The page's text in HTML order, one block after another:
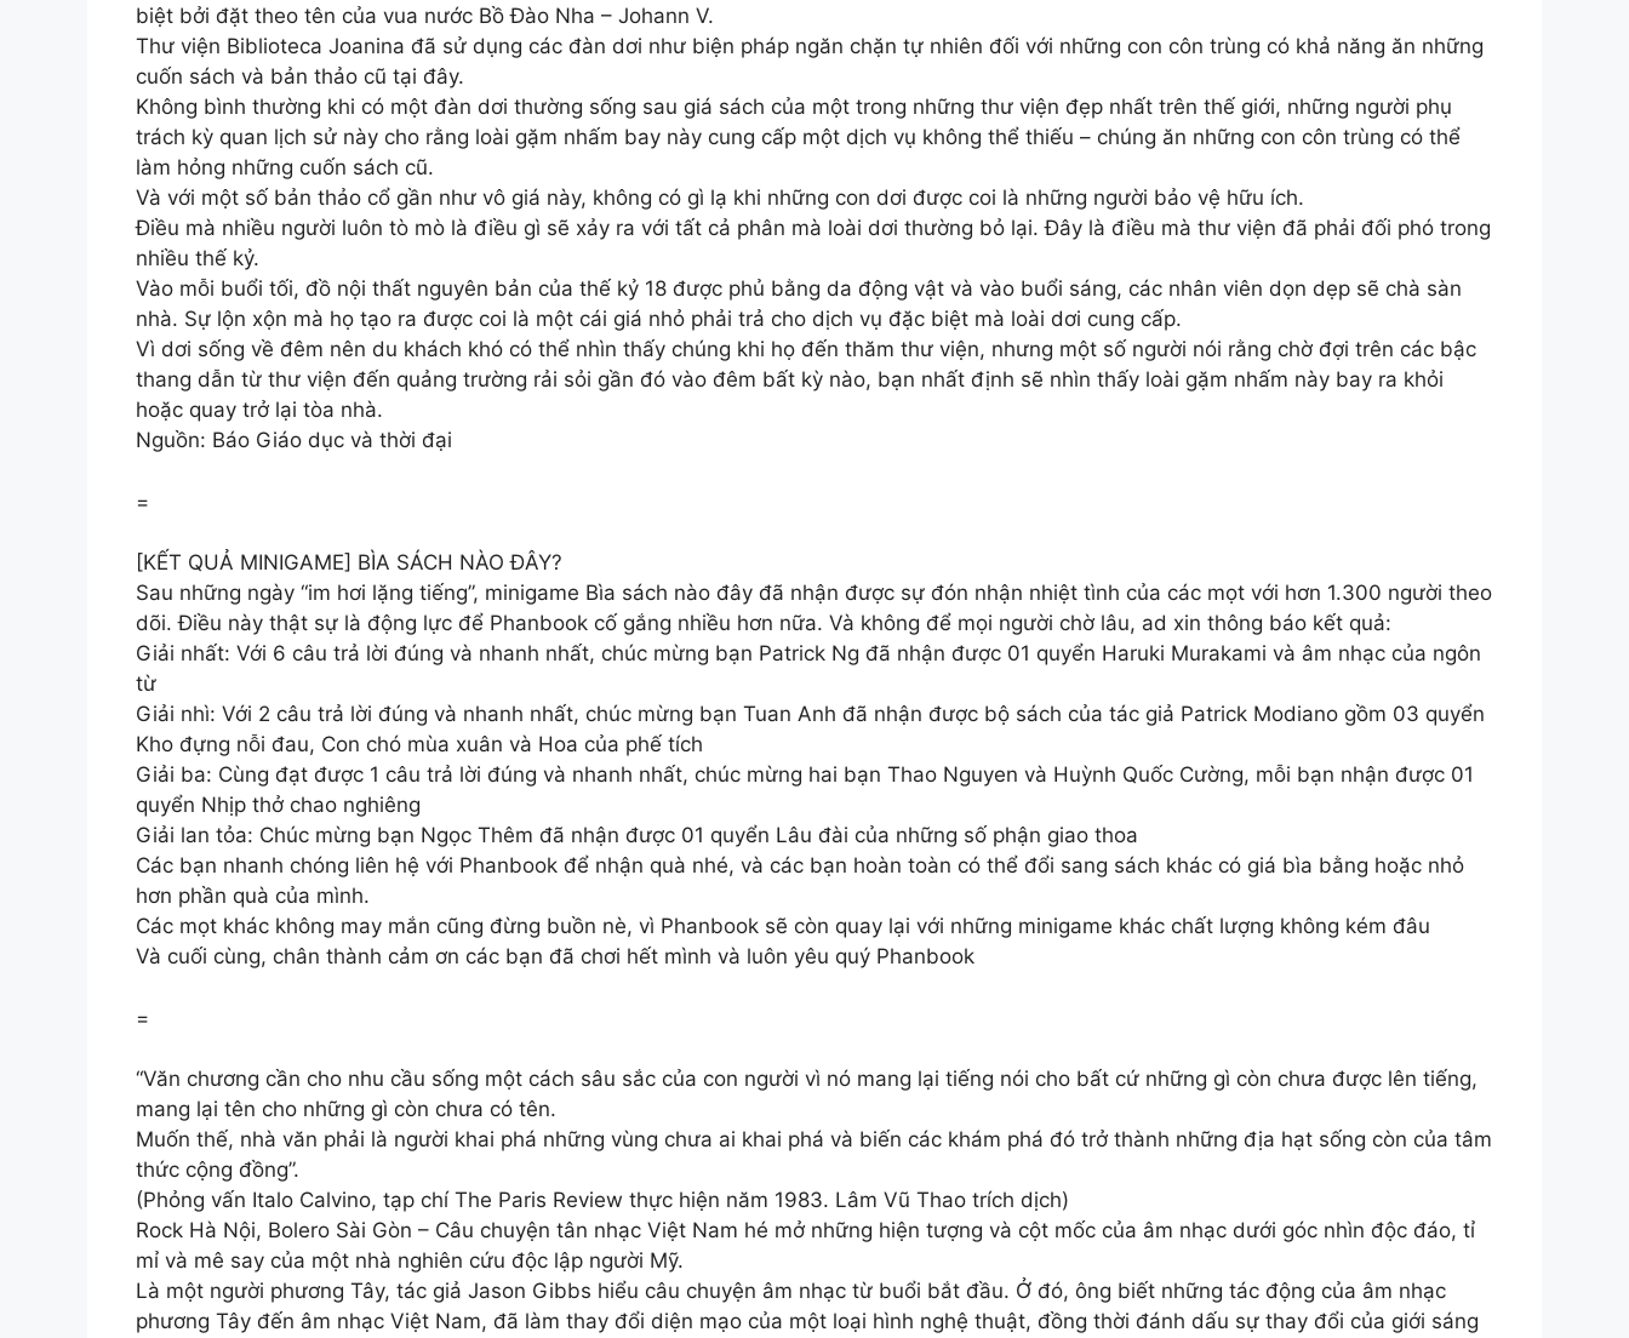
biệt bởi đặt theo tên của vua nước Bồ Đào Nha – Johann V.
Thư viện Biblioteca Joanina đã sử dụng các đàn dơi như biện pháp ngăn chặn tự nhiên đối với những con côn trùng có khả năng ăn những
cuốn sách và bản thảo cũ tại đây.
Không bình thường khi có một đàn dơi thường sống sau giá sách của một trong những thư viện đẹp nhất trên thế giới, những người phụ
trách kỳ quan lịch sử này cho rằng loài gặm nhấm bay này cung cấp một dịch vụ không thể thiếu – chúng ăn những con côn trùng có thể
làm hỏng những cuốn sách cũ.
Và với một số bản thảo cổ gần như vô giá này, không có gì lạ khi những con dơi được coi là những người bảo vệ hữu ích.
Điều mà nhiều người luôn tò mò là điều gì sẽ xảy ra với tất cả phân mà loài dơi thường bỏ lại. Đây là điều mà thư viện đã phải đối phó trong
nhiều thế kỷ.
Vào mỗi buổi tối, đồ nội thất nguyên bản của thế kỷ 18 được phủ bằng da động vật và vào buổi sáng, các nhân viên dọn dẹp sẽ chà sàn
nhà. Sự lộn xộn mà họ tạo ra được coi là một cái giá nhỏ phải trả cho dịch vụ đặc biệt mà loài dơi cung cấp.
Vì dơi sống về đêm nên du khách khó có thể nhìn thấy chúng khi họ đến thăm thư viện, nhưng một số người nói rằng chờ đợi trên các bậc
thang dẫn từ thư viện đến quảng trường rải sỏi gần đó vào đêm bất kỳ nào, bạn nhất định sẽ nhìn thấy loài gặm nhấm này bay ra khỏi
hoặc quay trở lại tòa nhà.
Nguồn: Báo Giáo dục và thời đại
=
[KẾT QUẢ MINIGAME] BÌA SÁCH NÀO ĐÂY?
Sau những ngày “im hơi lặng tiếng”, minigame Bìa sách nào đây đã nhận được sự đón nhận nhiệt tình của các mọt với hơn 1.300 người theo
dõi. Điều này thật sự là động lực để Phanbook cố gắng nhiều hơn nữa. Và không để mọi người chờ lâu, ad xin thông báo kết quả:
Giải nhất: Với 6 câu trả lời đúng và nhanh nhất, chúc mừng bạn Patrick Ng đã nhận được 01 quyển Haruki Murakami và âm nhạc của ngôn
từ
Giải nhì: Với 2 câu trả lời đúng và nhanh nhất, chúc mừng bạn Tuan Anh đã nhận được bộ sách của tác giả Patrick Modiano gồm 03 quyển
Kho đựng nỗi đau, Con chó mùa xuân và Hoa của phế tích
Giải ba: Cùng đạt được 1 câu trả lời đúng và nhanh nhất, chúc mừng hai bạn Thao Nguyen và Huỳnh Quốc Cường, mỗi bạn nhận được 01
quyển Nhịp thở chao nghiêng
Giải lan tỏa: Chúc mừng bạn Ngọc Thêm đã nhận được 01 quyển Lâu đài của những số phận giao thoa
Các bạn nhanh chóng liên hệ với Phanbook để nhận quà nhé, và các bạn hoàn toàn có thể đổi sang sách khác có giá bìa bằng hoặc nhỏ
hơn phần quà của mình.
Các mọt khác không may mắn cũng đừng buồn nè, vì Phanbook sẽ còn quay lại với những minigame khác chất lượng không kém đâu
Và cuối cùng, chân thành cảm ơn các bạn đã chơi hết mình và luôn yêu quý Phanbook
=
“Văn chương cần cho nhu cầu sống một cách sâu sắc của con người vì nó mang lại tiếng nói cho bất cứ những gì còn chưa được lên tiếng,
mang lại tên cho những gì còn chưa có tên.
Muốn thế, nhà văn phải là người khai phá những vùng chưa ai khai phá và biến các khám phá đó trở thành những địa hạt sống còn của tâm
thức cộng đồng”.
(Phỏng vấn Italo Calvino, tạp chí The Paris Review thực hiện năm 1983. Lâm Vũ Thao trích dịch)
Rock Hà Nội, Bolero Sài Gòn – Câu chuyện tân nhạc Việt Nam hé mở những hiện tượng và cột mốc của âm nhạc dưới góc nhìn độc đáo, tỉ
mỉ và mê say của một nhà nghiên cứu độc lập người Mỹ.
Là một người phương Tây, tác giả Jason Gibbs hiểu câu chuyện âm nhạc từ buổi bắt đầu. Ở đó, ông biết những tác động của âm nhạc
phương Tây đến âm nhạc Việt Nam, đã làm thay đổi diện mạo của một loại hình nghệ thuật, đồng thời đánh dấu sự thay đổi của giới sáng